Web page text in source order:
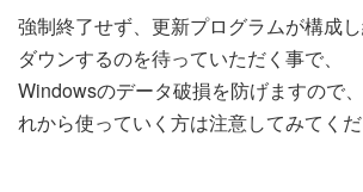
強制終了せず、更新プログラムが構成
ダウンするのを待っていただく事で、
Windowsのデータ破損を防げますので
れから使っていく方は注意してみてくだ